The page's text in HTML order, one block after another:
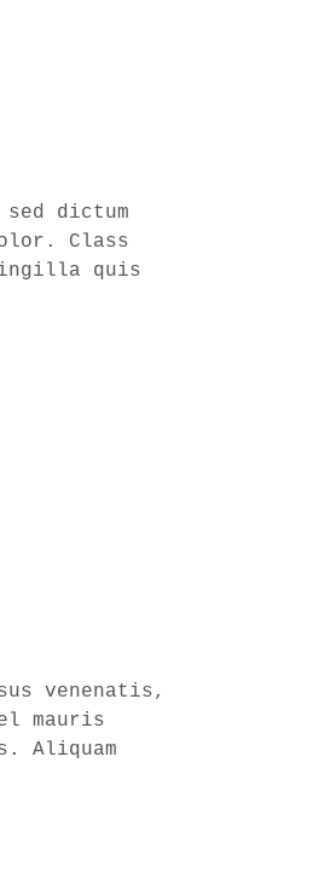
dictum
Class
quis
venenatis,
mauris
Aliquam